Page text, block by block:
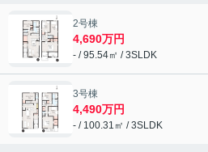
2号棟
4,690万円
- / 95.54㎡ / 3SLDK
3号棟
4,490万円
- / 100.31㎡ / 3SLDK